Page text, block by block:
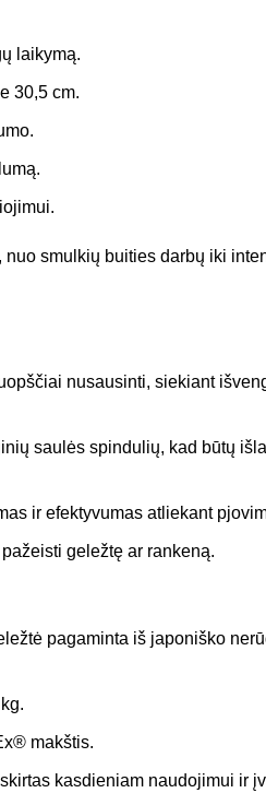
laikymą.
30,5 cm.
smulkių buities darbų iki
nusausinti, siekiant
saulės spindulių, kad būtų
ir efektyvumas atliekant
geležtę ar rankeną.
pagaminta iš japoniško
makštis.
kasdieniam naudojimui ir